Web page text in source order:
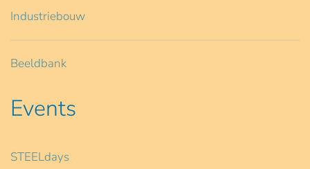
Industriebouw
Beeldbank
Events
STEELdays